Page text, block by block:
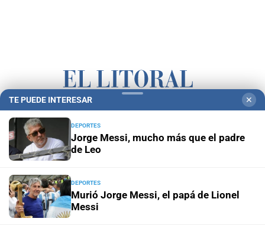
Campolitoral
Podcasts Mirador Provincial VivíMejor SF Puerto Negocios
Notife
TE PUEDE INTERESAR ✕
DEPORTES
Jorge Messi, mucho más que el padre
de Leo
DEPORTES
Murió Jorge Messi, el papá de Lionel
Messi